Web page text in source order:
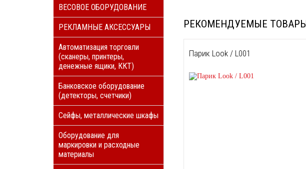
ВЕСОВОЕ ОБОРУДОВАНИЕ
РЕКЛАМНЫЕ АКСЕССУАРЫ
Автоматизация торговли
(сканеры, принтеры,
денежные ящики, ККТ)
Банковское оборудование
(детекторы, счетчики)
Сейфы, металлические шкафы
Оборудование для
маркировки и расходные
материалы
РЕКОМЕНДУЕМЫЕ ТОВАРЫ
Парик Look / L001